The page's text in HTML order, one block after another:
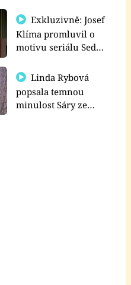
prima+
Exkluzivně: Josef
Klíma promluvil o
motivu seriálu Sedm
Linda Rybová
popsala temnou
minulost Sáry ze